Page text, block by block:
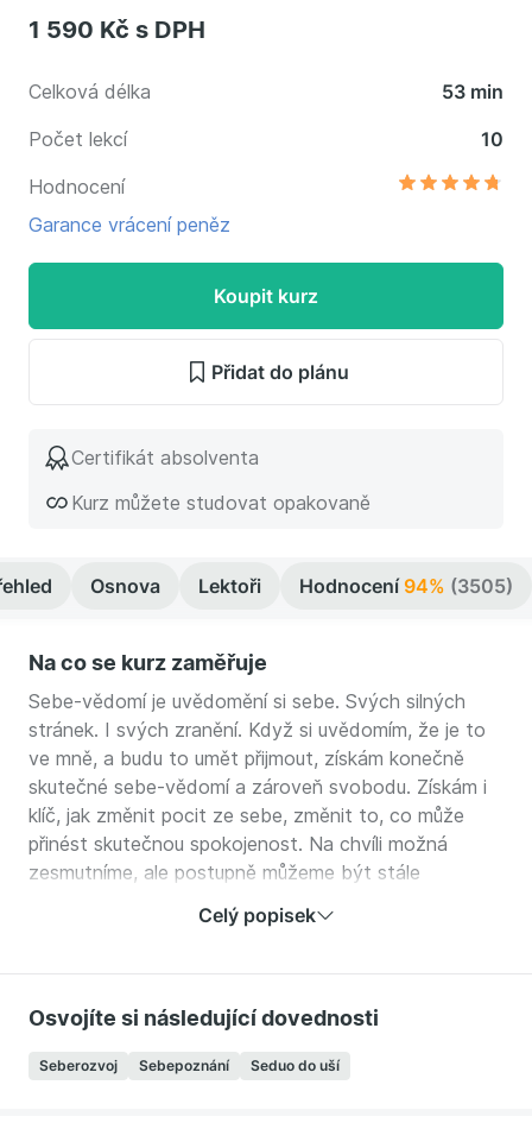
1 590 Kč s DPH
Celková délka
53 min
Počet lekcí
10
Hodnocení
Garance vrácení peněz
Koupit kurz
Přidat do plánu
Certifikát absolventa
Kurz můžete studovat opakovaně
Osnova Lektoři Hodnocení 94% (3505)
Na co se kurz zaměřuje
Sebe-vědomí je uvědomění si sebe. Svých silných
stránek. I svých zranění. Když si uvědomím, že je to
ve mně, a budu to umět přijmout, získám konečně
skutečné sebe-vědomí a zároveň svobodu. Získám i
klíč, jak změnit pocit ze sebe, změnit to, co může
přinést skutečnou spokojenost. Na chvíli možná
zesmutníme, ale postupně můžeme být stále
Adela podělí o své zkušenosti a dostane se na
otázky jako:
Proč je důležité sebepoznání?
Jak vnímá ego a jako ho zvládat?
Celý popisek
Osvojíte si následující dovednosti
Seberozvoj Sebepoznání Seduo do uší